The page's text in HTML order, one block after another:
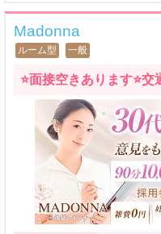
Madonna
ルーム型 一般
⭐面接空きあります⭐